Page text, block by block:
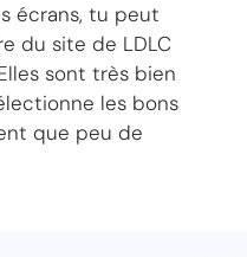
écrans, tu peut
du site de LDLC
sont très bien
les bons
que peu de